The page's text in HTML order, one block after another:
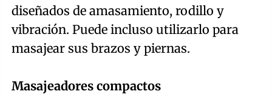
diseñados de amasamiento, rodillo y
vibración. Puede incluso utilizarlo para
masajear sus brazos y piernas.
Masajeadores compactos